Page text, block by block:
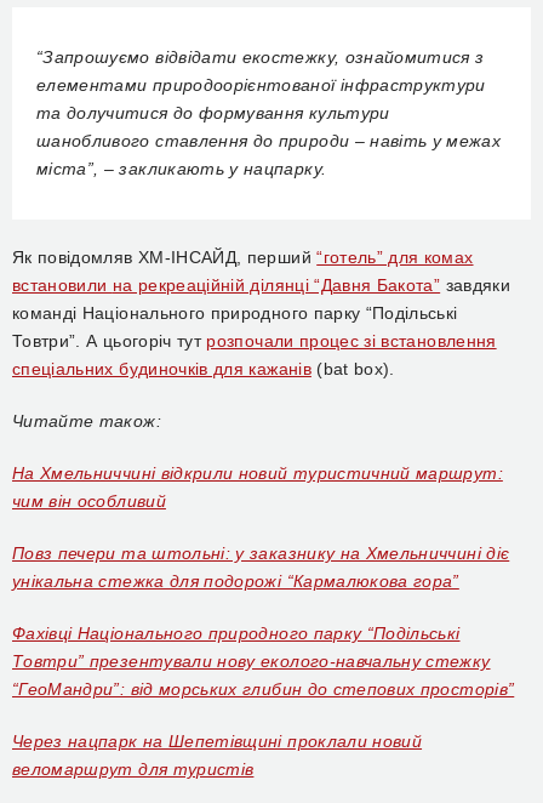
“Запрошуємо відвідати екостежку, ознайомитися з
елементами природоорієнтованої інфраструктури
та долучитися до формування культури
шанобливого ставлення до природи – навіть у межах
міста”, – закликають у нацпарку.
Як повідомляв ХМ-ІНСАЙД, перший“готель” для комах
встановили на рекреаційній ділянці “Давня Бакота” завдяки
команді Національного природного парку “Подільські
Товтри”. А цьогоріч тут розпочали процес зі встановлення
спеціальних будиночків для кажанів(bat box).
Читайте також:
На Хмельниччині відкрили новий туристичний маршрут:
чим він особливий
Повз печери та штольні: у заказнику на Хмельниччині діє
унікальна стежка для подорожі “Кармалюкова гора”
Фахівці Національного природного парку “Подільські
Товтри” презентували нову еколого-навчальну стежку
“ГеоМандри”: від морських глибин до степових просторів”
Через нацпарк на Шепетівщині проклали новий
веломаршрут для туристів